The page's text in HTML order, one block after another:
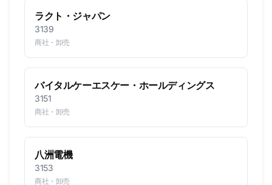
ラクト・ジャパン
3139
商社・卸売
バイタルケーエスケー・ホールディングス
3151
商社・卸売
八洲電機
3153
商社・卸売